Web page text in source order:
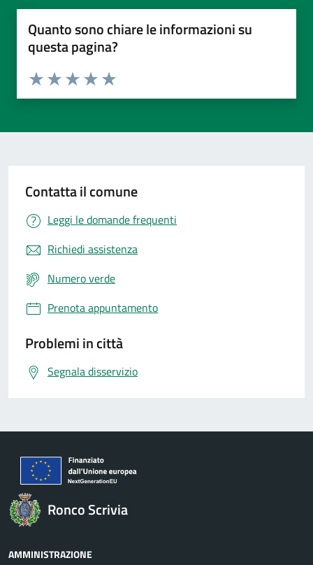
Quanto sono chiare le informazioni su
questa pagina?
Valuta da 1 a 5 stelle la pagina
Valuta 5 stelle su 5
Valuta 4 stelle su 5
Valuta 3 stelle su 5
Valuta 2 stelle su 5
Valuta 1 stelle su 5
Contatta il comune
Leggi le domande frequenti
Richiedi assistenza
Numero verde
Prenota appuntamento
Problemi in città
Segnala disservizio
Ronco Scrivia
AMMINISTRAZIONE